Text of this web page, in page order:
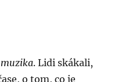
. Lidi skákali,
o tom, co je